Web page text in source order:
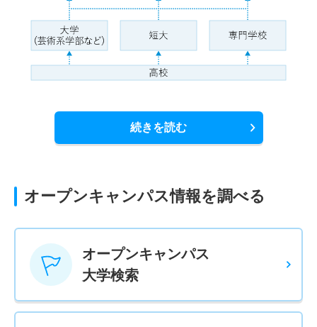
続きを読む
オープンキャンパス情報を調べる
オープンキャンパス
大学検索